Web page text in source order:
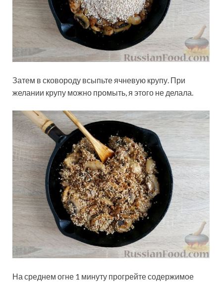
Затем в сковороду всыпьте ячневую крупу. При
желании крупу можно промыть, я этого не делала.
На среднем огне 1 минуту прогрейте содержимое